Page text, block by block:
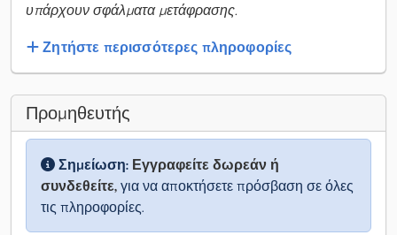
υπάρχουν σφάλματα μετάφρασης.
Ζητήστε περισσότερες πληροφορίες
Προμηθευτής
Σημείωση: Εγγραφείτε δωρεάν ή
συνδεθείτε, για να αποκτήσετε πρόσβαση σε όλες
τις πληροφορίες.